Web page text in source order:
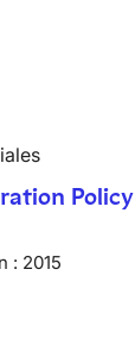
Policy
: 2015